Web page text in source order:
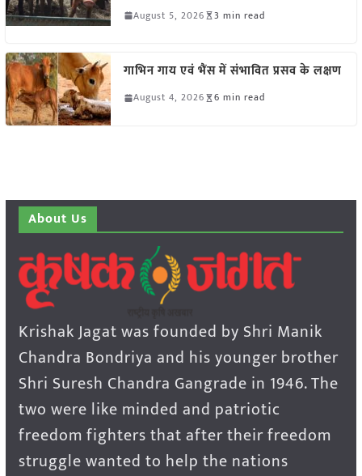
August 5, 2026 3 min read
गाभिन गाय एवं भैंस में संभावित प्रसव के लक्षण
August 4, 2026 6 min read
About Us
Krishak Jagat was founded by Shri Manik
Chandra Bondriya and his younger brother
Shri Suresh Chandra Gangrade in 1946. The
two were like minded and patriotic
freedom fighters that after their freedom
struggle wanted to help the nations